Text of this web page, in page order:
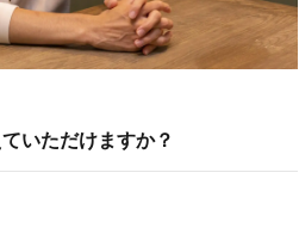
いただけますか？